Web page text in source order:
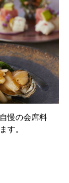
慢の会席料
す。